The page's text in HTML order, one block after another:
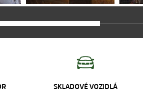
SKLADOVÉ VOZIDLÁ